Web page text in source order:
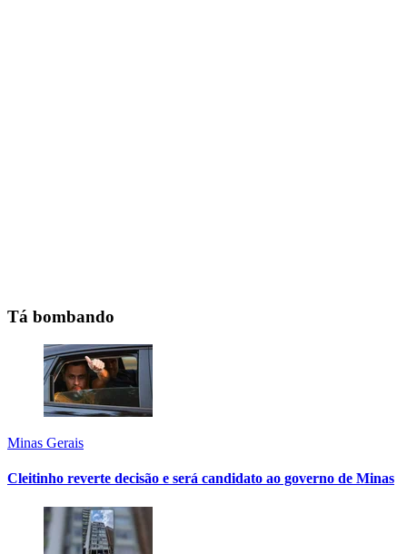
Tá bombando
Minas Gerais
Cleitinho reverte decisão e será candidato ao governo de Minas